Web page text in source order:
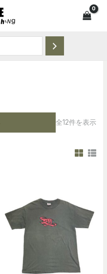
全12件を表示